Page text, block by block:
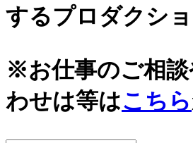
するプロダクショ
※お仕事のご相
わせは等はこちら